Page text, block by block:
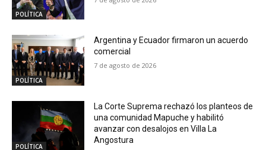
POLÍTICA
POLÍTICA
Argentina y Ecuador firmaron un acuerdo
comercial
7 de agosto de 2026
POLÍTICA
La Corte Suprema rechazó los planteos de
una comunidad Mapuche y habilitó
avanzar con desalojos en Villa La
Angostura